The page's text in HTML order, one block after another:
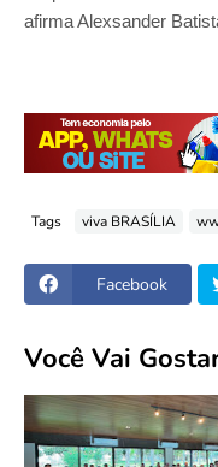
afirma Alexsander
Tags viva BRASÍLIA
Facebook
Você Vai